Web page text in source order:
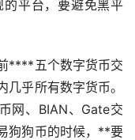
平台，要避免黑平
****五个数字货币交
几乎所有数字货币。
网、BIAN、Gate交
狗狗币的时候，**要